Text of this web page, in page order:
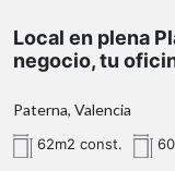
Local en plena
negocio, tu
Paterna, Valencia
62m2 const.